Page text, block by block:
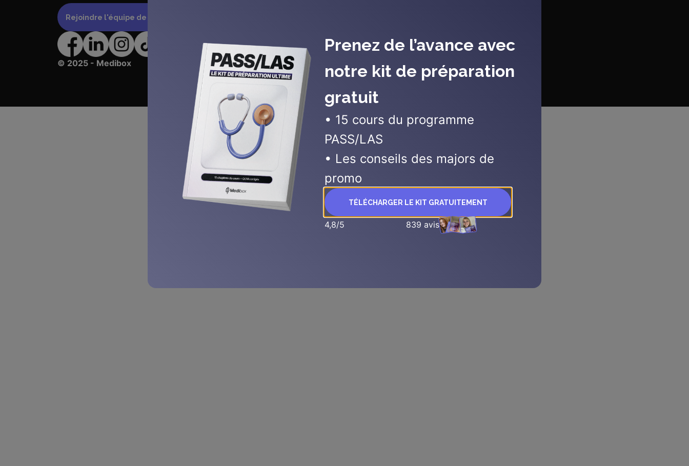
Rejoindre l'équipe de Medibox
© 2025 - Medibox
Prenez de l’avance avec
notre kit de préparation
gratuit
• 15 cours du programme
PASS/LAS
• Les conseils des majors de
promo
TÉLÉCHARGER LE KIT GRATUITEMENT
4,8/5 839 avis